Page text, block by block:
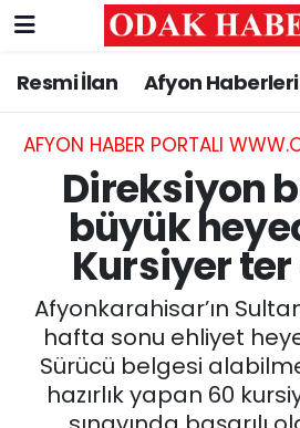
Resmi İlan Afyon Haberleri
AFYON HABER PORTALI
Direksiyon
büyük
Kursiyer
Afyonkarahisar’ın
hafta sonu ehliyet
Sürücü belgesi
hazırlık yapan 60
AFYONKARAHİSAR
Resmi İlan
ASAYİŞ
GÜNCEL
SİYASET
EĞİTİM
MAGAZİN
Nöbetçi Eczaneler
Hava Durumu
Trafik Durumu
Süper Lig Puan
Tüm Manşetler
Son Dakika Haberleri
Haber Arşivi